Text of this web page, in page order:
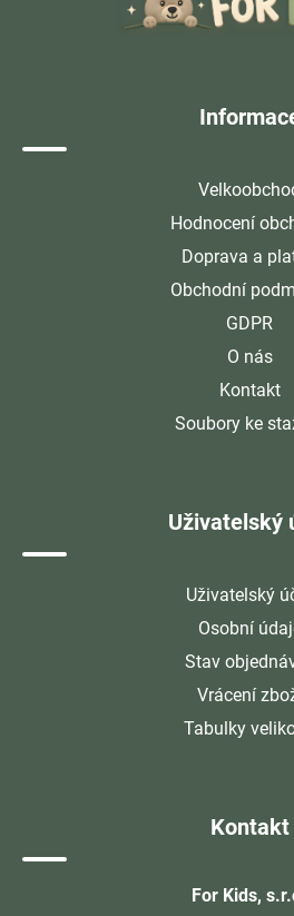
Hodnocení
Doprava a
Obchodní
GDPR
O nás
Kontakt
Soubory ke
Uživatelský
Uživatelský
Osobní
Stav
Vrácení
Tabulky
Kontakt
For Kids,